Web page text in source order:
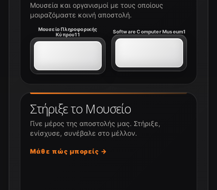
Μουσεία και οργανισμοί με τους οποίους
μοιραζόμαστε κοινή αποστολή.
Μουσείο Πληροφορικής
Κύπρου11
Software Computer Museum1
Στήριξε το Μουσείο
Γίνε μέρος της αποστολής μας. Στήριξε,
ενίσχυσε, συνέβαλε στο μέλλον.
Μάθε πώς μπορείς →